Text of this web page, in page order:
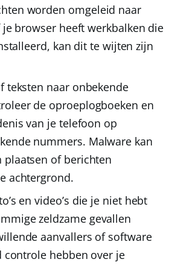
worden omgeleid naar
browser heeft werkbalken die
kan dit te wijten zijn
teksten naar onbekende
de oproeplogboeken en
van je telefoon op
nummers. Malware kan
plaatsen of berichten
achtergrond.
en video’s die je niet hebt
zeldzame gevallen
aanvallers of software
controle hebben over je